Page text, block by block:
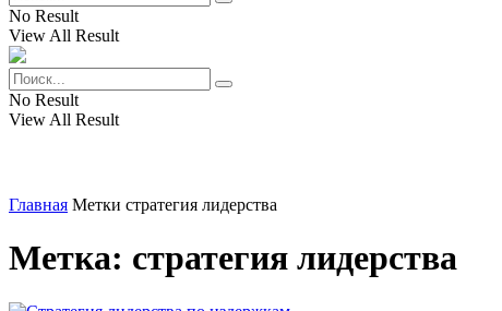
No Result
View All Result
No Result
View All Result
Главная Метки стратегия лидерства
Метка: стратегия лидерства